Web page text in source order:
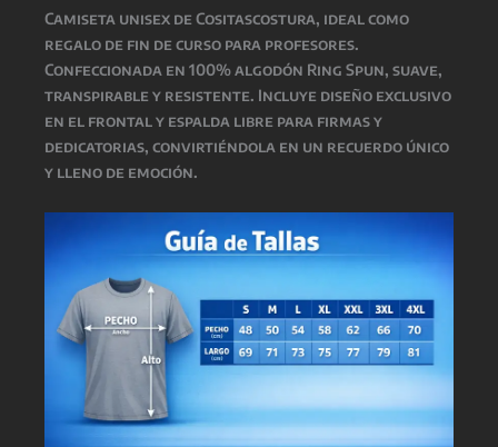
Camiseta unisex de Cositascostura, ideal como
regalo de fin de curso para profesores.
Confeccionada en 100% algodón Ring Spun, suave,
transpirable y resistente. Incluye diseño exclusivo
en el frontal y espalda libre para firmas y
dedicatorias, convirtiéndola en un recuerdo único
y lleno de emoción.